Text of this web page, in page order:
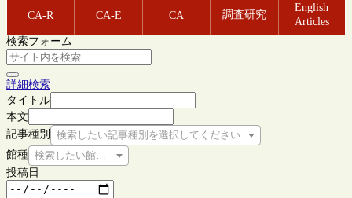
CA-R CA-E CA 調査研究
English
Articles
検索フォーム
詳細検索
タイトル
本文
記事種別
検索したい記事種別を選択してください
館種 検索したい館種を選択してください
投稿日